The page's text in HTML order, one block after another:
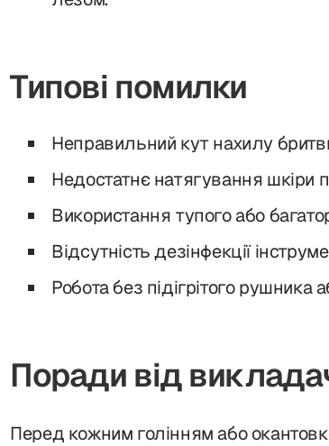
Типові помилки
Неправильний кут нахилу
Недостатнє натягування шкіри
Використання тупого або
Відсутність дезінфекції
Робота без підігрітого рушника
Поради від
Перед кожним голінням або